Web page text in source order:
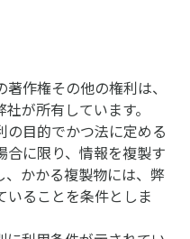
作権その他の権利は、
が所有しています。
の目的でかつ法に定める
合に限り、情報を複製す
、かかる複製物には、弊
いることを条件としま